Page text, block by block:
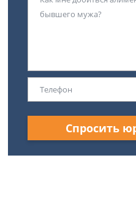
Спросить